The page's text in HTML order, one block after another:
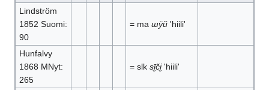
Lindström
1852 Suomi:
90
= ma шÿй'hiili'
Hunfalvy
1868 MNyt:
265
= slk sī̮či̮'hiili'